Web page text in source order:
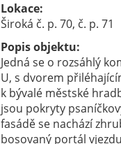
Lokace:
Široká č. p. 70, č. p. 71
Popis objektu:
Jedná se o rozsáhlý
U, s dvorem
k bývalé městské
jsou pokryty
fasádě se nachází
bosovaný portál